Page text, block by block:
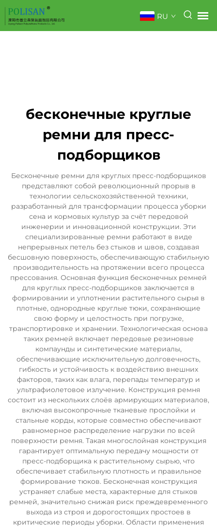
RU
бесконечные круглые
ремни для пресс-
подборщиков
Бесконечные ремни для круглых пресс-подборщиков
представляют собой революционный прорыв в
технологии сельскохозяйственной техники,
разработанный для трансформации процесса уборки
сена и кормовых культур за счёт передовой
инженерии и инновационной конструкции. Эти
специализированные ремни работают в виде
непрерывных петель без стыков и швов, создавая
бесшовную поверхность, обеспечивающую стабильную
производительность на протяжении всего процесса
прессования. Основная функция бесконечных ремней
для круглых пресс-подборщиков заключается в
формировании и уплотнении растительного сырья в
плотные, однородные круглые тюки, сохраняющие
свою форму и целостность при погрузке,
транспортировке и хранении. Технологическая основа
таких ремней включает передовые резиновые
компаунды и синтетические материалы,
обеспечивающие исключительную долговечность,
гибкость и устойчивость к воздействию внешних
факторов, таких как влага, перепады температур и
ультрафиолетовое излучение. Конструкция ремня
состоит из нескольких слоёв армирующих материалов,
включая высокопрочные тканевые прослойки и
стальные корды, которые совместно обеспечивают
равномерное распределение нагрузки по всей
поверхности ремня. Такая многослойная конструкция
гарантирует оптимальную передачу мощности от
пресс-подборщика к растительному сырью, что
обеспечивает стабильную плотность и правильное
формирование тюков. Бесконечная конструкция
устраняет слабые места, характерные для стыков
ремней, значительно снижая риск преждевременного
выхода из строя и дорогостоящих простоев в
критические периоды уборки. Области применения